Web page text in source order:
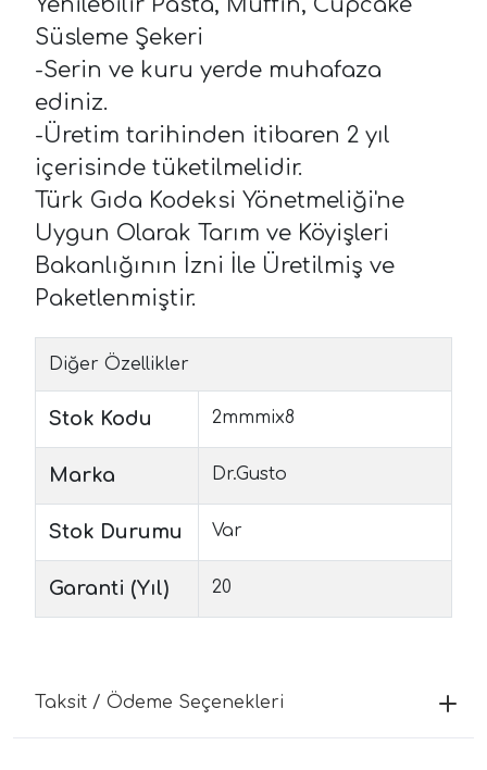
Süsleme Şekeri
-Serin ve kuru yerde muhafaza
ediniz.
-Üretim tarihinden itibaren 2 yıl
içerisinde tüketilmelidir.
Türk Gıda Kodeksi Yönetmeliği'ne
Uygun Olarak Tarım ve Köyişleri
Bakanlığının İzni İle Üretilmiş ve
Paketlenmiştir.
Diğer Özellikler
Stok Kodu 2mmmix8
Marka Dr.Gusto
Stok Durumu Var
Garanti (Yıl) 20
Taksit / Ödeme Seçenekleri